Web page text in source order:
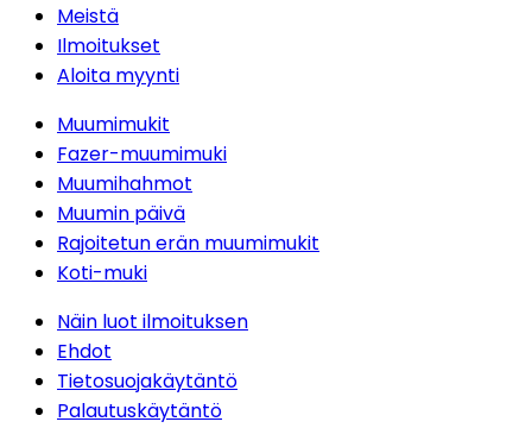
Meistä
Ilmoitukset
Aloita myynti
Muumimukit
Fazer-muumimuki
Muumihahmot
Muumin päivä
Rajoitetun erän muumimukit
Koti-muki
Näin luot ilmoituksen
Ehdot
Tietosuojakäytäntö
Palautuskäytäntö